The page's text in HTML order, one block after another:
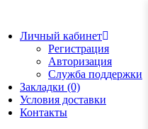
Личный кабинет
Регистрация
Авторизация
Служба поддержки
Закладки (0)
Условия доставки
Контакты